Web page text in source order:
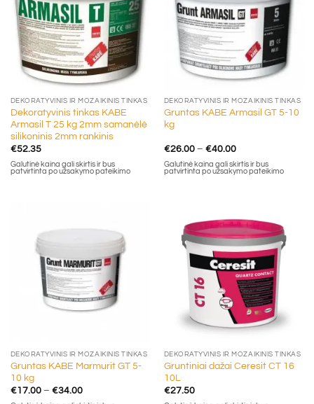
DEKORATYVINIS IR MOZAIKINIS TINKAS
Dekoratyvinis tinkas KABE
Armasil T 25 kg 2mm samanėlė
silikoninis 2mm rankinis
€52.35
Galutinė kaina gali skirtis ir bus
patvirtinta po užsakymo pateikimo
DEKORATYVINIS IR MOZAIKINIS TINKAS
Gruntas KABE Armasil GT 5-10
kg
€26.00 – €40.00Price
€26.00
through
Galutinė kaina gali skirtis ir bus
patvirtinta po užsakymo pateikimo
DEKORATYVINIS IR MOZAIKINIS TINKAS
Gruntas KABE Marmurit GT 5-
10 kg
€17.00 – €34.00Price
DEKORATYVINIS IR MOZAIKINIS TINKAS
Gruntiniai dažai Ceresit CT 16
10L
€27.50